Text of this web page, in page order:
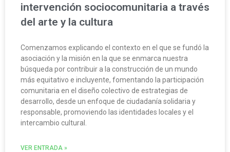
intervención sociocomunitaria a través
del arte y la cultura
Comenzamos explicando el contexto en el que se fundó la
asociación y la misión en la que se enmarca nuestra
búsqueda por contribuir a la construcción de un mundo
más equitativo e incluyente, fomentando la participación
comunitaria en el diseño colectivo de estrategias de
desarrollo, desde un enfoque de ciudadanía solidaria y
responsable, promoviendo las identidades locales y el
intercambio cultural.
VER ENTRADA »